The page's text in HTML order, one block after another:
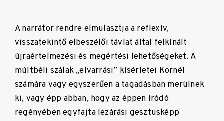
A narrátor rendre elmulasztja a reflexív,
visszatekintő elbeszélői távlat által felkínált
újraértelmezési és megértési lehetőségeket. A
múltbéli szálak „elvarrási” kísérletei Kornél
számára vagy egyszerűen a tagadásban merülnek
ki, vagy épp abban, hogy az éppen íródó
regényében egyfajta lezárási gesztusképp